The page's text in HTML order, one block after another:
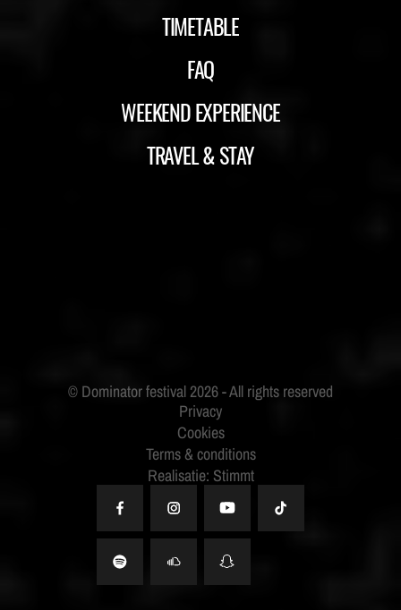
TIMETABLE
FAQ
WEEKEND EXPERIENCE
TRAVEL & STAY
Privacy
Cookies
Terms & conditions
Realisatie: Stimmt